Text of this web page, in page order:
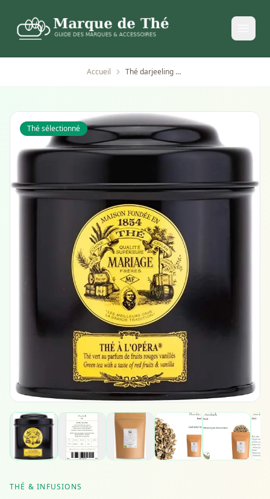
Accueil Thé darjeeling master Mariage Frères Paris boîte de 100
Thé sélectionné
THÉ & INFUSIONS